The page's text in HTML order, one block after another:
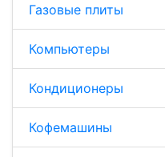
Газовые плиты
Компьютеры
Кондиционеры
Кофемашины